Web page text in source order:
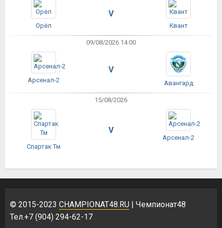
Орёл
V
Квант
09/08/2026 14:00
Арсенал-2
V
Авангард
15/08/2026
Спартак Тм
V
Арсенал-2
© 2015-2023 CHAMPIONAT48.RU | Чемпионат48
Тел.+7 (904) 294-62-17